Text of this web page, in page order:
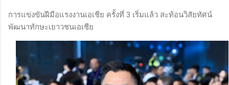
การแข่งขันฝีมือแรงงานเอเชีย ครั้งที่ 3 เริ่มแล้ว สะท้อนวิสัยทัศน์
พัฒนาทักษะเยาวชนเอเชีย